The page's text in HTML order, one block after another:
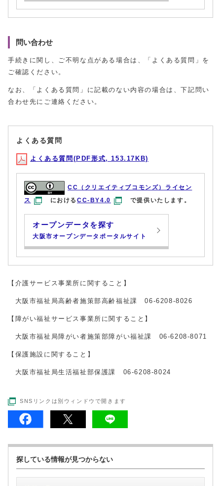
問い合わせ
手続きに関し、ご不明な点がある場合は、「よくある質問」を
ご確認ください。
なお、「よくある質問」に記載のない内容の場合は、下記問い
合わせ先にご連絡ください。
よくある質問
よくある質問(PDF形式, 153.17KB)
CC（クリエイティブコモンズ）ライセン
ス
におけるCC-BY4.0 で提供いたします。
オープンデータを探す
大阪市オープンデータポータルサイト
【介護サービス事業所に関すること】
大阪市福祉局高齢者施策部高齢福祉課 06-6208-8026
【障がい福祉サービス事業所に関すること】
大阪市福祉局障がい者施策部障がい福祉課 06-6208-8071
【保護施設に関すること】
大阪市福祉局生活福祉部保護課 06-6208-8024
SNSリンクは別ウィンドウで開きます
探している情報が見つからない